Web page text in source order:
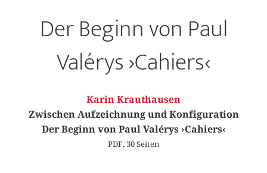
Der Beginn von Paul
Valérys ›Cahiers‹
Karin Krauthausen
Zwischen Aufzeichnung und Konfiguration
Der Beginn von Paul Valérys ›Cahiers‹
PDF, 30 Seiten